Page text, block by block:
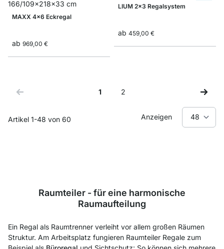
MAXX 4x6 Eckregal
ab 969,00 €
LIUM 2x3 Regalsystem
ab 459,00 €
Artikel 1-48 von 60
Sie lesen gerade Seite
1
Seite
2
Anzeigen
Raumteiler - für eine harmonische
Raumaufteilung
Ein Regal als Raumtrenner verleiht vor allem großen Räumen
Struktur. Am Arbeitsplatz fungieren Raumteiler Regale zum